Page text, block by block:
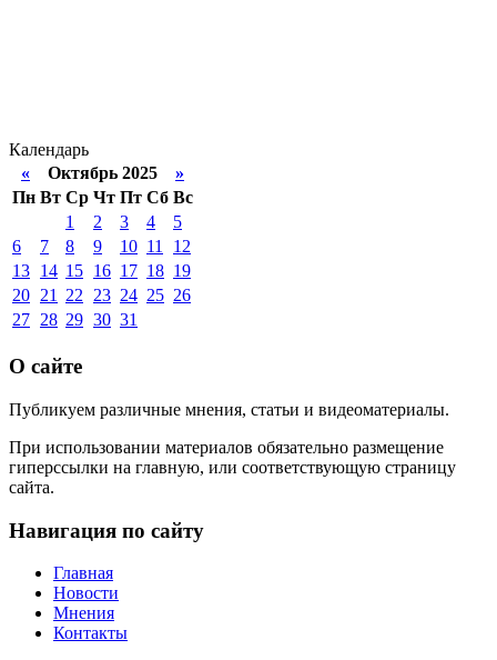
Календарь
« Октябрь 2025 »
Пн Вт Ср Чт Пт Сб Вс
1
2 3 4
5
6
7 8 9 10 11
12
13 14 15 16 17 18 19
20 21 22 23 24 25 26
27 28 29 30 31
О сайте
Публикуем различные мнения, статьи и видеоматериалы.
При использовании материалов обязательно размещение
гиперссылки на главную, или соответствующую страницу
сайта.
Навигация по сайту
Главная
Новости
Мнения
Контакты